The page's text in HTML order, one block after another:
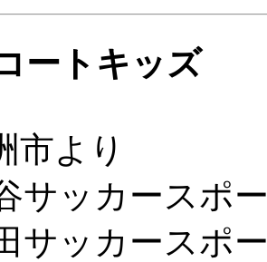
ートキッズ
市より
サッカースポ
サッカースポ